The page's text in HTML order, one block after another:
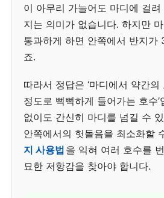
이 아무리 가늘어도 마디에 걸
지는 의미가 없습니다. 하지만
통과하게 하면 안쪽에서 반지가
죠.
따라서 정답은 ‘마디에서 약간
정도로 뻑뻑하게 들어가는 호수
없이도 간신히 마디를 넘길 수
안쪽에서의 헛돌음을 최소화할
지 사용법 을 익혀 여러 호수를
묘한 저항감을 찾아야 합니다.